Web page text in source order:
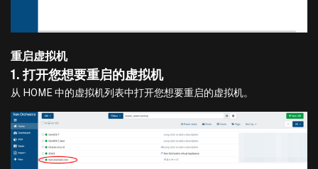
重启虚拟机
1. 打开您想要重启的虚拟机
从 HOME 中的虚拟机列表中打开您想要重启的虚拟机。